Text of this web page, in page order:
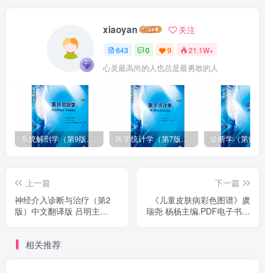
xiaoyan 关注
643 0 9 21.1W+
心灵最高尚的人也总是最勇敢的人
系统解剖学（第9版）丁文龙主编_人卫版教材.PDF电子书下载 医学统计学（第7版）李康主编_人卫版教材.PDF电子书下载
上一篇
神经介入诊断与治疗（第2
版）中文翻译版 吕明主
下一篇
《儿童皮肤病彩色图谱》虞
瑞尧 杨杨主编.PDF电子书下
相关推荐